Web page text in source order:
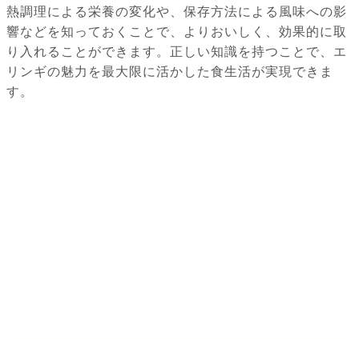
熱調理による栄養の変化や、保存方法による風味への影
響などを知っておくことで、よりおいしく、効果的に取
り入れることができます。正しい知識を持つことで、エ
リンギの魅力を最大限に活かした食生活が実現できま
す。